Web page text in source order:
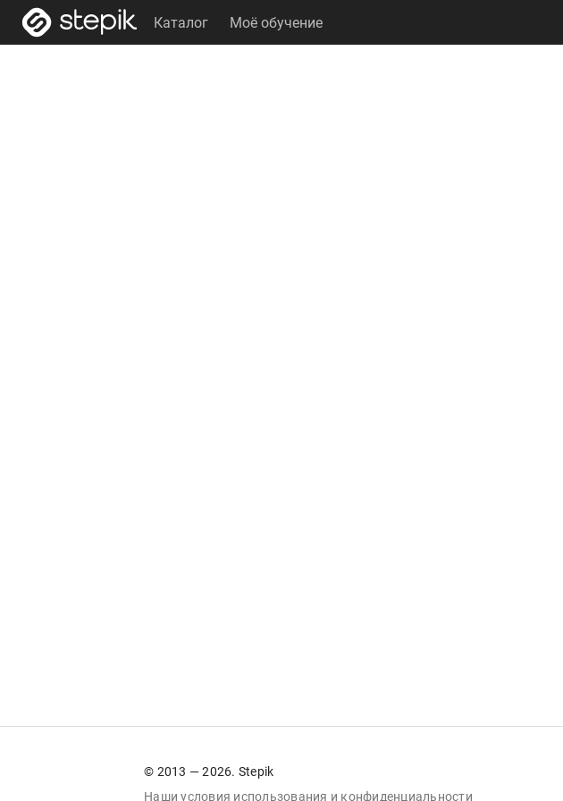
Каталог Моё обучение
© 2013 — 2026. Stepik
Наши условия использования и конфиденциальности